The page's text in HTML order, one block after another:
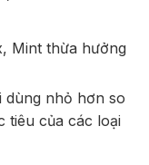
Mint thừa hưởng
dùng nhỏ hơn so
tiêu của các loại